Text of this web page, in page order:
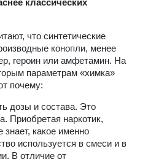
классических
что синтетические
конопли, менее
героин или амфетамин. На
параметрам «химка»
почему:
дозы и состава. Это
Приобретая наркотик,
знает, какое именно
используется в смеси и в
В отличие от